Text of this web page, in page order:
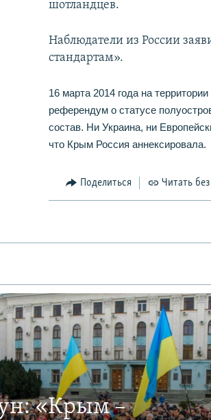
шотландцев.
Наблюдатели из России
стандартам».
16 марта 2014 года на
референдум о статусе
состав. Ни Украина, ни
что Крым Россия аннексировала.
Поделиться Читать
«Крым –